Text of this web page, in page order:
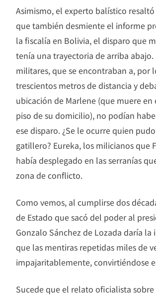
Asimismo, el experto balístico
que también desmiente el informe
la fiscalía en Bolivia, el disparo que
tenía una trayectoria de arriba abajo.
militares, que se encontraban a, por
trescientos metros de distancia y
ubicación de Marlene (que muere en
piso de su domicilio), no podían
ese disparo. ¿Se le ocurre quien
gatillero? Eureka, los milicianos que
había desplegado en las serranías
zona de conflicto.
Como vemos, al cumplirse dos
de Estado que sacó del poder al
Gonzalo Sánchez de Lozada daría la
que las mentiras repetidas miles de
impajaritablemente, convirtiéndose
Sucede que el relato oficialista sobre